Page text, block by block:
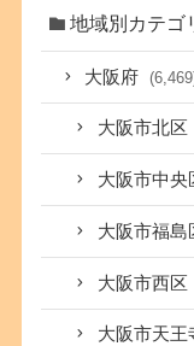
地域別カテゴ
大阪府
大阪市北区
大阪市中央
大阪市福島
大阪市西区
大阪市天王